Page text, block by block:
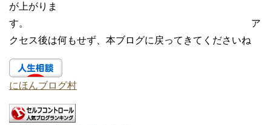
が上がりま
す。 ア
クセス後は何もせず、本ブログに戻ってきてくださいね
にほんブログ村